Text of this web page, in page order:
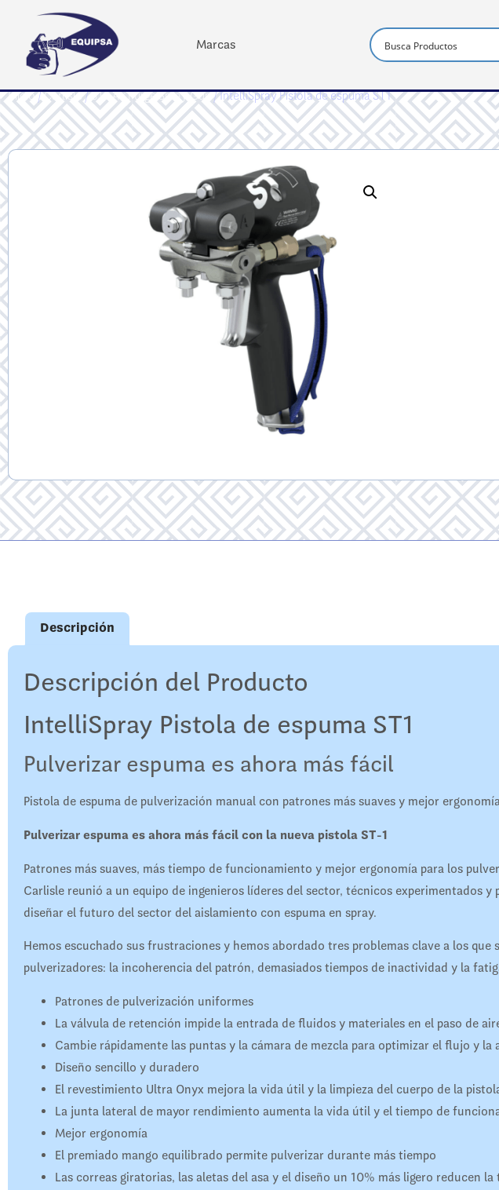
Marcas
Inicio/Carlisle/ST1 Air Purge Spray Gun/ IntelliSpray Pistola de espuma ST1
Descripción
Descripción del Producto
IntelliSpray Pistola de espuma ST1
Pulverizar espuma es ahora más fácil
Pistola de espuma de pulverización manual con patrones más suaves y mejor
Pulverizar espuma es ahora más fácil con la nueva pistola ST-1
Patrones más suaves, más tiempo de funcionamiento y mejor ergonomía para los
Carlisle reunió a un equipo de ingenieros líderes del sector, técnicos experimentados y
diseñar el futuro del sector del aislamiento con espuma en spray.
Hemos escuchado sus frustraciones y hemos abordado tres problemas clave a los que
pulverizadores: la incoherencia del patrón, demasiados tiempos de inactividad y la
Patrones de pulverización uniformes
La válvula de retención impide la entrada de fluidos y materiales en el paso de
Cambie rápidamente las puntas y la cámara de mezcla para optimizar el flujo y la
Diseño sencillo y duradero
El revestimiento Ultra Onyx mejora la vida útil y la limpieza del cuerpo de la
La junta lateral de mayor rendimiento aumenta la vida útil y el tiempo de
Mejor ergonomía
El premiado mango equilibrado permite pulverizar durante más tiempo
Las correas giratorias, las aletas del asa y el diseño un 10% más ligero reducen